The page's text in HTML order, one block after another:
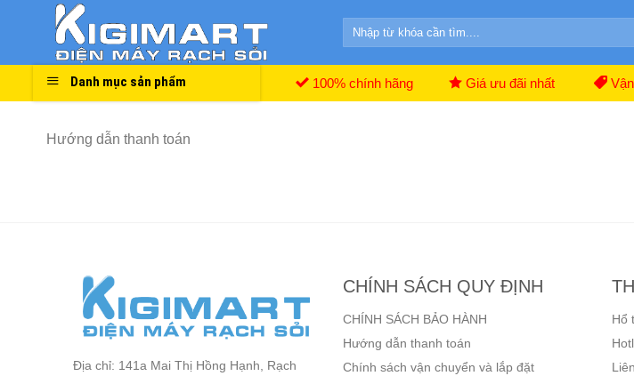
Search
Danh mục sản phẩm 100% chính hãng Giá ưu đãi nhất
Hướng dẫn thanh toán
Địa chỉ: 141a Mai Thị Hồng Hạnh, Rạch
CHÍNH SÁCH QUY ĐỊNH
CHÍNH SÁCH BẢO HÀNH
Hướng dẫn thanh toán
Chính sách vận chuyển và lắp đặt
Hổ